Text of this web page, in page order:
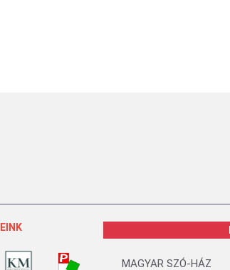
MAGYAR SZÓ-HÁZ